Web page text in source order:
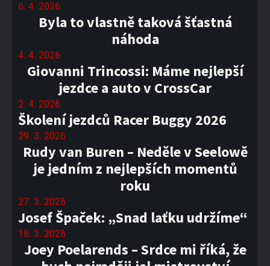
6. 4. 2026
Byla to vlastně taková šťastná
náhoda
4. 4. 2026
Giovanni Trincossi: Máme nejlepší
jezdce a auto v CrossCar
2. 4. 2026
Školení jezdců Racer Buggy 2026
29. 3. 2026
Rudy van Buren – Neděle v Seelowě
je jedním z nejlepších momentů
roku
27. 3. 2026
Josef Špaček: „Snad laťku udržíme“
18. 3. 2026
Joey Poelarends – Srdce mi říká, že